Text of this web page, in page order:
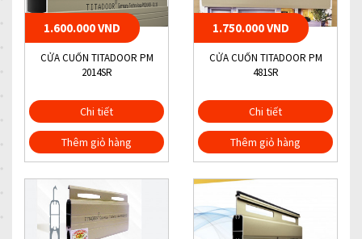
1.600.000 VND
CỬA CUỐN TITADOOR PM
2014SR
Chi tiết
Thêm giỏ hàng
1.750.000 VND
CỬA CUỐN TITADOOR PM
481SR
Chi tiết
Thêm giỏ hàng